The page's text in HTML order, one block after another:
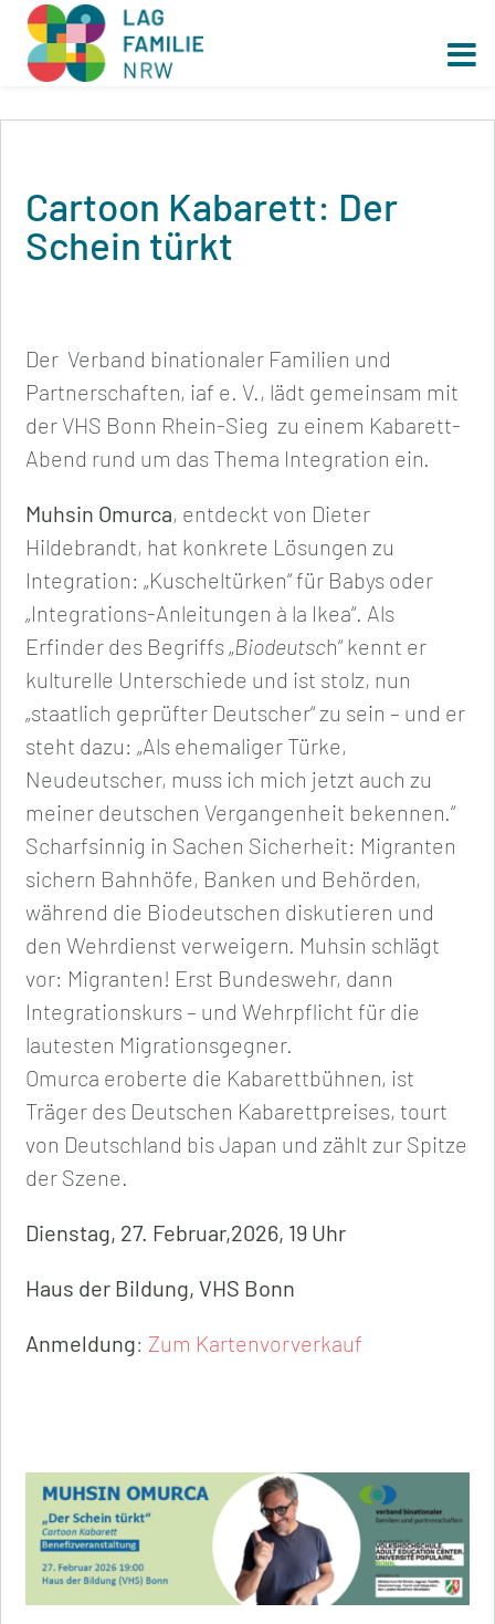
Cartoon Kabarett: Der
Schein türkt
Der Verband binationaler Familien und
Partnerschaften, iaf e. V., lädt gemeinsam mit
der VHS Bonn Rhein-Sieg zu einem Kabarett-
Abend rund um das Thema Integration ein.
Muhsin Omurca, entdeckt von Dieter
Hildebrandt, hat konkrete Lösungen zu
Integration: „Kuscheltürken“ für Babys oder
„Integrations-Anleitungen à la Ikea“. Als
Erfinder des Begriffs „Biodeutsch“ kennt er
kulturelle Unterschiede und ist stolz, nun
„staatlich geprüfter Deutscher“ zu sein – und er
steht dazu: „Als ehemaliger Türke,
Neudeutscher, muss ich mich jetzt auch zu
meiner deutschen Vergangenheit bekennen.“
Scharfsinnig in Sachen Sicherheit: Migranten
sichern Bahnhöfe, Banken und Behörden,
während die Biodeutschen diskutieren und
den Wehrdienst verweigern. Muhsin schlägt
vor: Migranten! Erst Bundeswehr, dann
Integrationskurs – und Wehrpflicht für die
lautesten Migrationsgegner.
Omurca eroberte die Kabarettbühnen, ist
Träger des Deutschen Kabarettpreises, tourt
von Deutschland bis Japan und zählt zur Spitze
der Szene.
Dienstag, 27. Februar,2026, 19 Uhr
Haus der Bildung, VHS Bonn
Anmeldung: Zum Kartenvorverkauf